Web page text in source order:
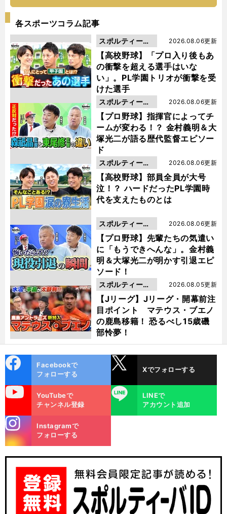
各スポーツコラム記事
【高校野球】「プロ入り後もあ
の衝撃を超える選手はいな
い」。PL学園トリオが衝撃を受
けた選手
2026.08.06更新
スポルティーバ
動画
【プロ野球】指揮官によってチ
ームが変わる！？ 金村義明＆大
塚光二が語る歴代監督エピソー
ド
2026.08.06更新
スポルティーバ
動画
【高校野球】部員全員が大号
泣！？ ハードだったPL学園時
代を支えたものとは
2026.08.06更新
スポルティーバ
動画
【プロ野球】先輩たちの気遣い
に「もうできへんな」。金村義
明＆大塚光二が明かす引退エピ
ソード！
2026.08.06更新
スポルティーバ
動画
【Jリーグ】Jリーグ・開幕前注
目ポイント マテウス・ブエノ
の鹿島移籍！ 恐るべし15歳磯
部怜夢！
2026.08.05更新
スポルティーバ
動画
ok
Facebookで
フォローする
Xでフォローする
YouTubeで
チャンネル登録
LINE
LINEで
アカウント追加
m
Instagramで
フォローする